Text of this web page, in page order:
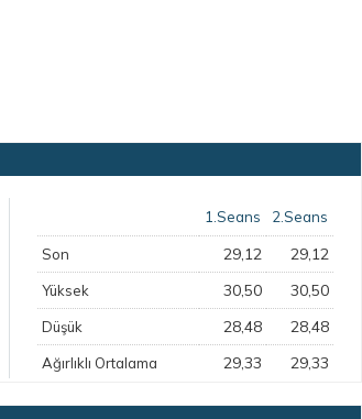
1.Seans 2.Seans
Son 29,12 29,12
Yüksek 30,50 30,50
Düşük 28,48 28,48
Ağırlıklı Ortalama 29,33 29,33